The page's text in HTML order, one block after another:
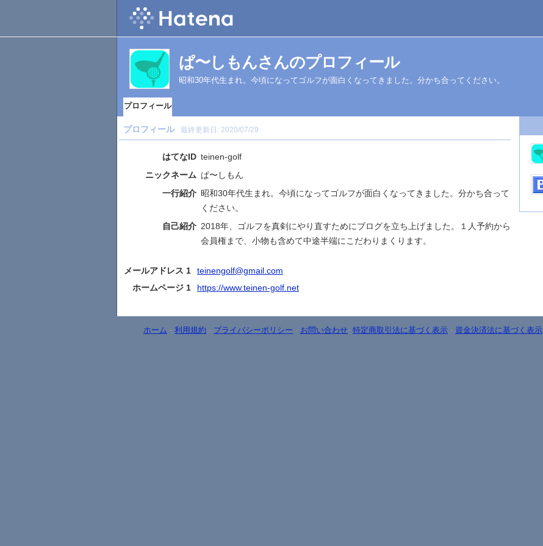
ぱ〜しもんさんのプロフィール
昭和30年代生まれ。今頃になってゴルフが面白くなってきました。分かち合ってください。
プロフィール
プロフィール 最終更新日: 2020/07/29
はてなID teinen-golf
ニックネーム ぱ〜しもん
一行紹介 昭和30年代生まれ。今頃になってゴルフが面白くなってきました。分かち合って
ください。
自己紹介 2018年、ゴルフを真剣にやり直すためにブログを立ち上げました。１人予約から
会員権まで、小物も含めて中途半端にこだわりまくります。
メールアドレス 1
teinengolf@gmail.com
ホームページ 1
https://www.teinen-golf.net
ホーム - 利用規約 - プライバシーポリシー - お問い合わせ- 特定商取引法に基づく表示 - 資金決済法に基づく表示